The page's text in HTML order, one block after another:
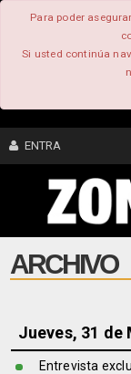
Para poder
Si usted continúa
ENTRA
CONTENIDO
COMUNIDAD
FOROS
ARCHIVO
Jueves, 31 de
Entrevista